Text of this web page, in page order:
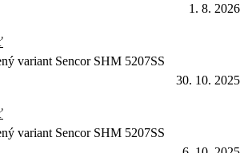
1. 8. 2026
variant Sencor SHM 5207SS
30. 10. 2025
variant Sencor SHM 5207SS